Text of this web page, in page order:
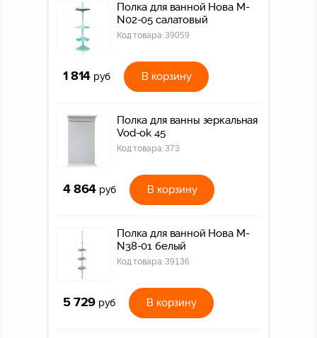
Полка для ванной Нова M-
N02-05 салатовый
Код товара:39059
1 814 руб В корзину
Полка для ванны зеркальная
Vod-ok 45
Код товара:373
4 864 руб В корзину
Полка для ванной Нова M-
N38-01 белый
Код товара:39136
5 729 руб В корзину